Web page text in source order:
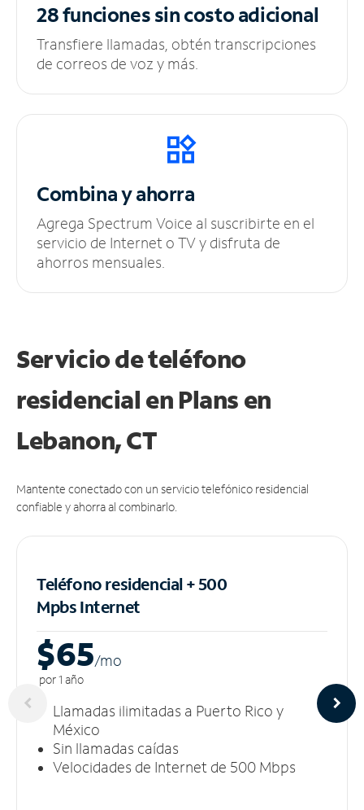
28 funciones sincosto adicional
Transfiere llamadas, obtén transcripciones
de correos de voz y más.
Combina y ahorra
Agrega Spectrum Voice al suscribirte en el
servicio de Internet o TV y disfruta de
ahorros mensuales.
Servicio de teléfono
residencial en Plans en
Lebanon, CT
Mantente conectado con un servicio telefónico residencial
confiable y ahorra al combinarlo.
Teléfono residencial + 500
MpbsInternet
$65/mo
por 1 año
Llamadas ilimitadas a Puerto Rico y
México
Sin llamadas caídas
Velocidades de Internet de 500 Mbps